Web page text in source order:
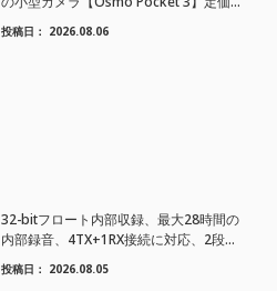
さらにお値下げされました！
投稿日： 2026.08.06
32-bitフロート内部収録、最大28時間の
内部録音、4TX+1RX接続に対応、2段階
AIノイズキャンセリング搭載｜コンパク
トワイヤレスマイク DJI Mic Mini 2S 登場
投稿日： 2026.08.05